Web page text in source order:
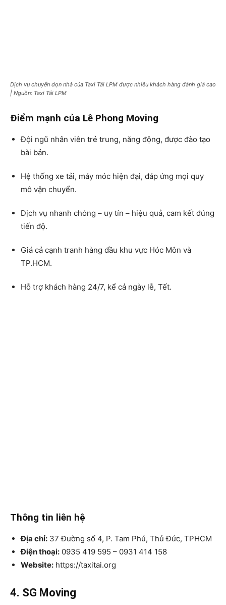
Dịch vụ chuyển dọn nhà của Taxi Tải LPM được nhiều khách hàng đánh giá cao
| Nguồn: Taxi Tải LPM
Điểm mạnh của Lê Phong Moving
Đội ngũ nhân viên trẻ trung, năng động, được đào tạo
bài bản.
Hệ thống xe tải, máy móc hiện đại, đáp ứng mọi quy
mô vận chuyển.
Dịch vụ nhanh chóng – uy tín – hiệu quả, cam kết đúng
tiến độ.
Giá cả cạnh tranh hàng đầu khu vực Hóc Môn và
TP.HCM.
Hỗ trợ khách hàng 24/7, kể cả ngày lễ, Tết.
Thông tin liên hệ
Địa chỉ: 37 Đường số 4, P. Tam Phú, Thủ Đức, TPHCM
Điện thoại: 0935 419 595 – 0931 414 158
Website: https://taxitai.org
4. SG Moving